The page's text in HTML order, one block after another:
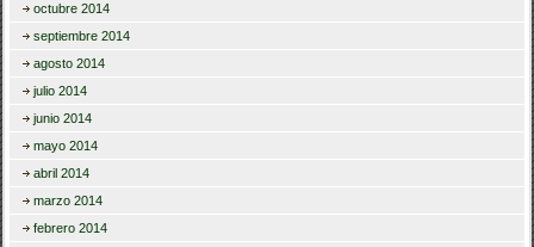
octubre 2014
septiembre 2014
agosto 2014
julio 2014
junio 2014
mayo 2014
abril 2014
marzo 2014
febrero 2014